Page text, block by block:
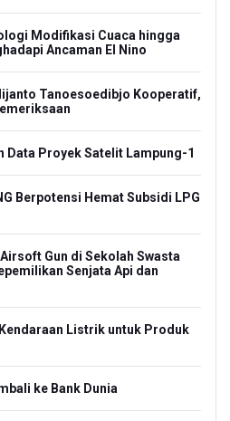
Modifikasi Cuaca hingga
Ancaman El Nino
Tanoesoedibjo Kooperatif,
Data Proyek Satelit Lampung-1
Berpotensi Hemat Subsidi LPG
Gun di Sekolah Swasta
Senjata Api dan
Listrik untuk Produk
ke Bank Dunia